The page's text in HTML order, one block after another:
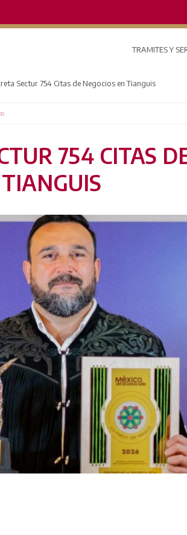
TRAMITES Y
Sectur 754 Citas de Negocios en Tianguis
754 CITAS